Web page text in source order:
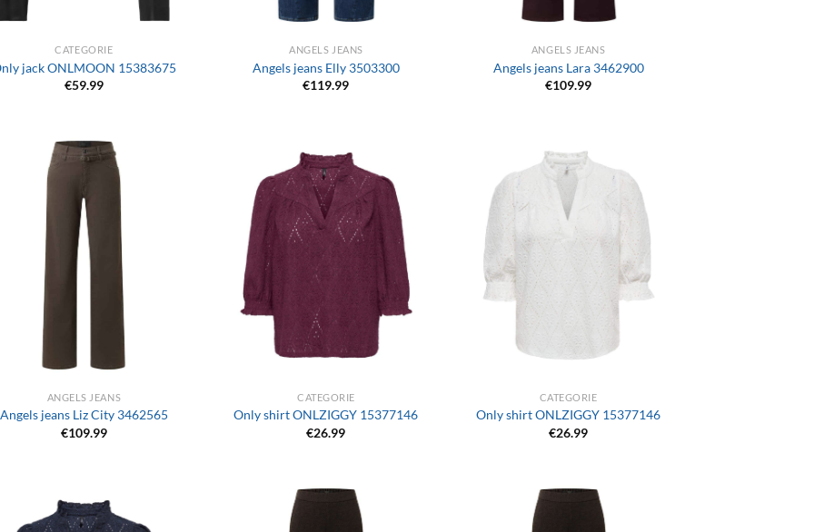
CATEGORIE
jack ONLMOON 15383675
€59.99
ANGELS JEANS
Angels jeans Elly 3503300
€119.99
ANGELS JEANS
Angels jeans Lara 3462900
€109.99
ANGELS JEANS
Angels jeans Liz City 3462565
€109.99
CATEGORIE
Only shirt ONLZIGGY 15377146
€26.99
CATEGORIE
Only shirt ONLZIGGY 15377146
€26.99